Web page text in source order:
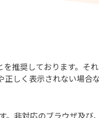
推奨しております。そ
しく表示されない場合
非対応のブラウザ及び